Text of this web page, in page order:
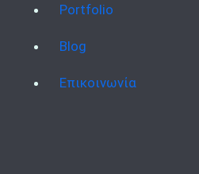
Portfolio
Blog
Επικοινωνία